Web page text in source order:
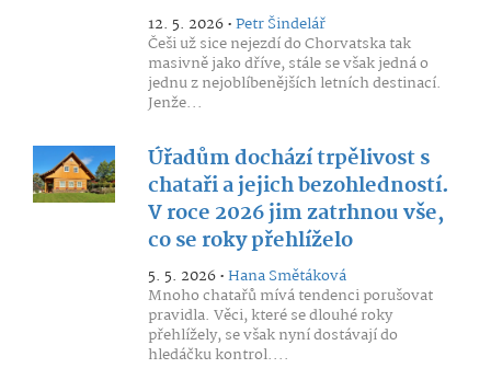
12. 5. 2026 •Petr Šindelář
Češi už sice nejezdí do Chorvatska tak
masivně jako dříve, stále se však jedná o
jednu z nejoblíbenějších letních destinací.
Jenže...
Úřadům dochází trpělivost s
chataři a jejich bezohledností.
V roce 2026 jim zatrhnou vše,
co se roky přehlíželo
5. 5. 2026 •Hana Smětáková
Mnoho chatařů mívá tendenci porušovat
pravidla. Věci, které se dlouhé roky
přehlížely, se však nyní dostávají do
hledáčku kontrol....